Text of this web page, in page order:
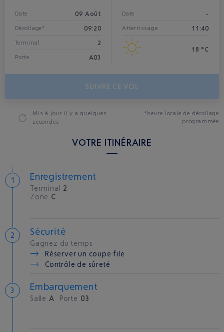
Date 09 Août
Décollage* 09:20
Terminal 2
Porte A03
Date -
Atterrissage 11:40
18 °C
SUIVRE CE VOL
Mis à jour il y a quelques
secondes
*heure locale de décollage
programmée
VOTRE ITINÉRAIRE
Enregistrement
Terminal 2
Zone C
Sécurité
Gagnez du temps
Réserver un coupe file
Contrôle de sûreté
Embarquement
Salle A Porte 03